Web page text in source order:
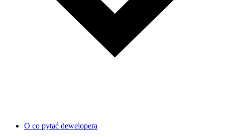
O co pytać dewelopera